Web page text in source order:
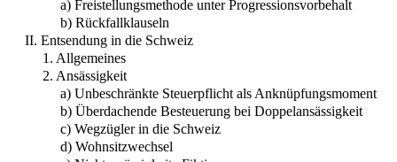
a) Freistellungsmethode unter Progressionsvorbehalt
b) Rückfallklauseln
II. Entsendung in die Schweiz
1. Allgemeines
2. Ansässigkeit
a) Unbeschränkte Steuerpflicht als Anknüpfungsmoment
b) Überdachende Besteuerung bei Doppelansässigkeit
c) Wegzügler in die Schweiz
d) Wohnsitzwechsel